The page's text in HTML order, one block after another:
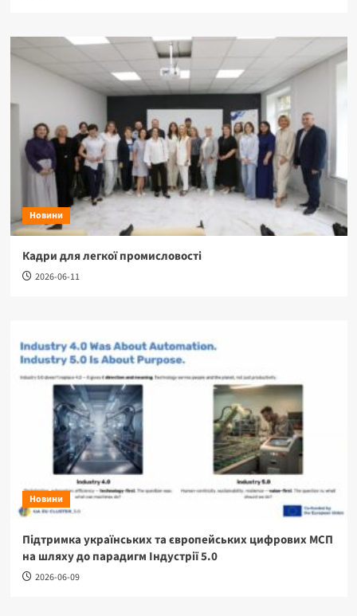
Новини
Кадри для легкої промисловості
2026-06-11
Новини
Підтримка українських та європейських цифрових МСП
на шляху до парадигм Індустрії 5.0
2026-06-09